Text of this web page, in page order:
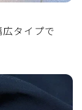
タイプで